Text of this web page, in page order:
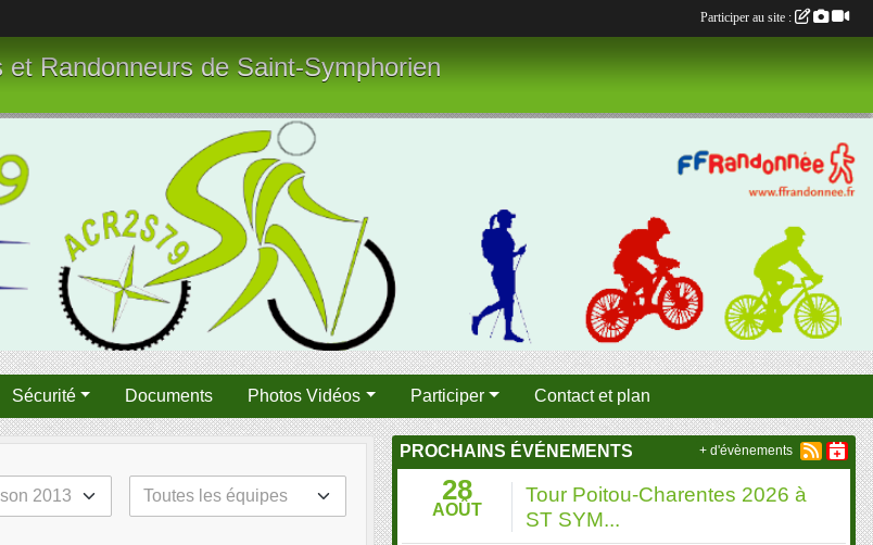
Randonneurs de Saint-Symphorien
Sécurité Documents Photos Vidéos Participer Contact et plan
PROCHAINS ÉVÉNEMENTS
28
AOÛT
Tour Poitou-Charentes 2026 à
ST SYM...
+ d'évènements
Participer au site :